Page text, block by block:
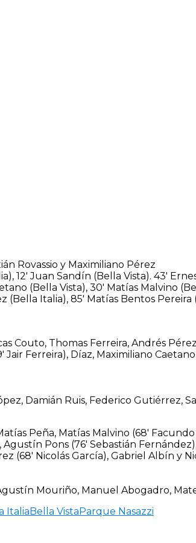
Rovassio y Maximiliano Pérez
12′ Juan Sandín (Bella Vista). 43′
(Bella Vista), 30′ Matías Malvino
(Bella Italia), 85′ Matías Bentos Pereira
Couto, Thomas Ferreira, Andrés
Ferreira), Díaz, Maximiliano
Damián Ruis, Federico Gutiérrez,
Peña, Matías Malvino (68′
Agustín Pons (76′ Sebastián
(68′ Nicolás García), Gabriel Albín y
Mouriño, Manuel Abogadro,
Italia Bella Vista Parque Nasazzi